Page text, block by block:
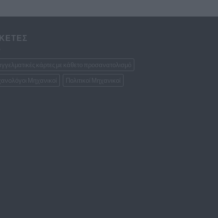
κάρτες με κάθετο προσανατολισμό
Μηχανικοί
Πολιτικοί Μηχανικοί